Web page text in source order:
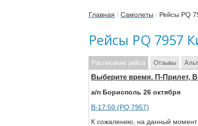
Главная / Самолеты / Рейсы PQ
Рейсы PQ 7957
Расписание рейса
Выберите время. П-Прилет,
а/п Борисполь 26 октября
В-17:50 (PQ 7957)
К сожалению, на данный
Отзывы